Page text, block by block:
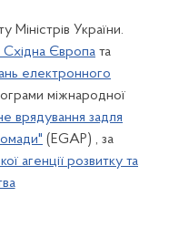
Міністрів України.
Європа та
електронного
міжнародної
врядування задля
(EGAP) , за
агенції розвитку та